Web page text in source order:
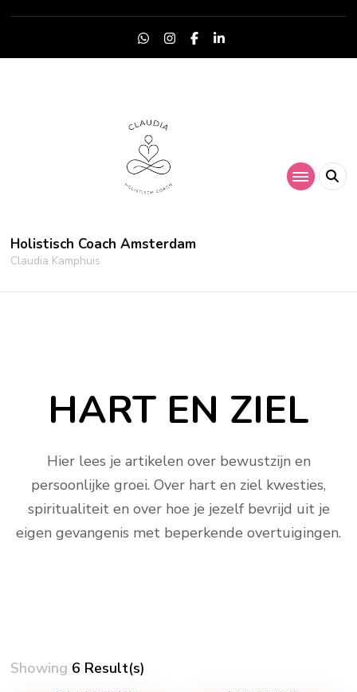
Holistisch Coach Amsterdam
Claudia Kamphuis
HART EN ZIEL
Hier lees je artikelen over bewustzijn en
persoonlijke groei. Over hart en ziel kwesties,
spiritualiteit en over hoe je jezelf bevrijd uit je
eigen gevangenis met beperkende overtuigingen.
Showing 6 Result(s)